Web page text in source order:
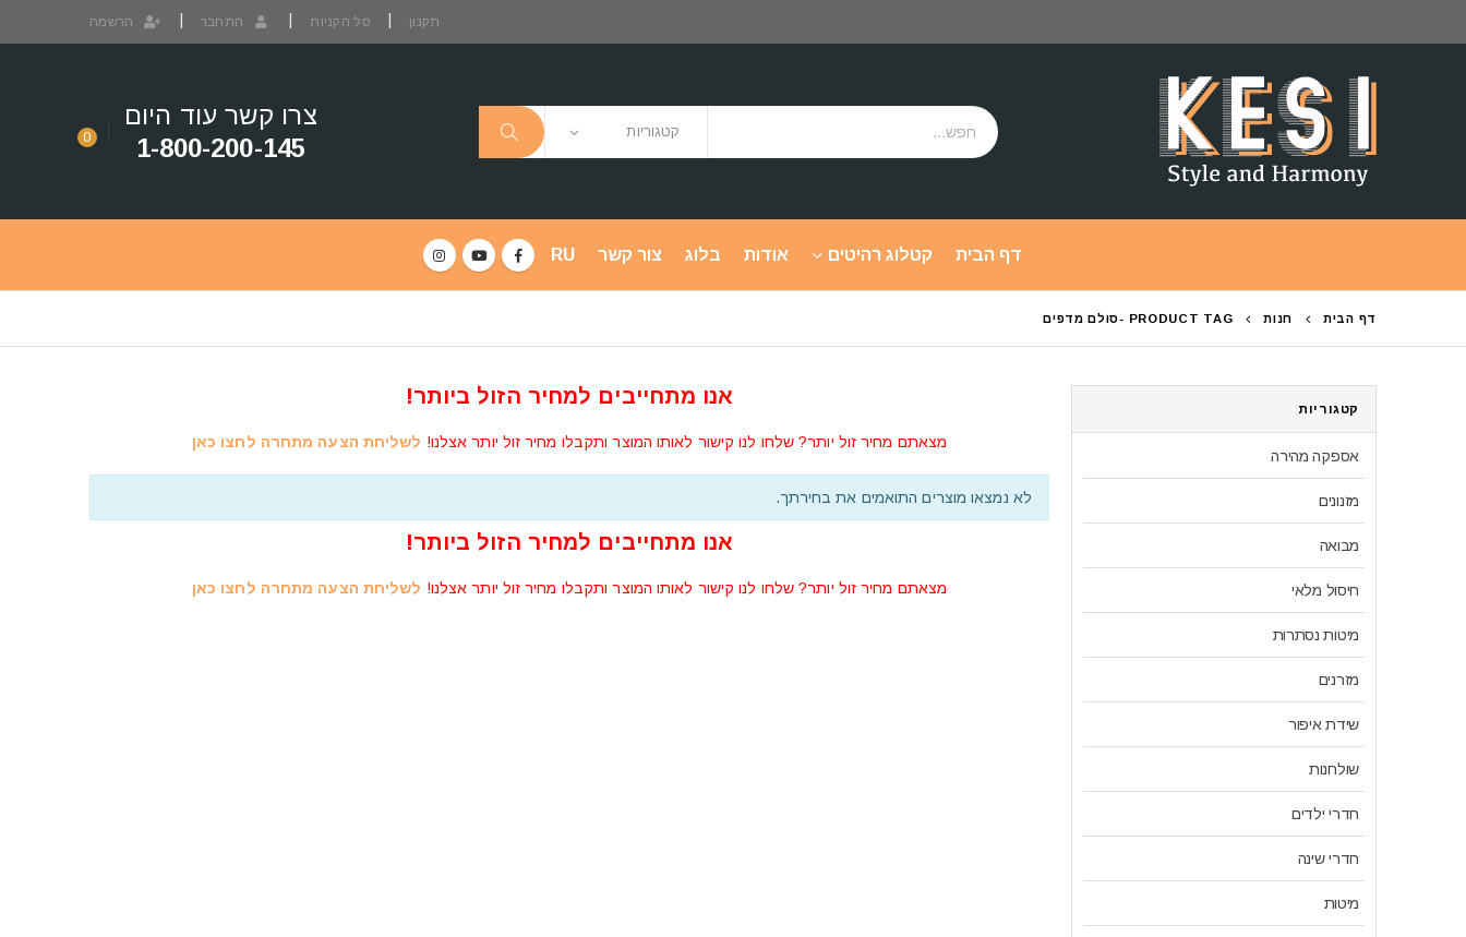
תקנון סל הקניות התחבר הרשמה
קטגוריות
צרו קשר עוד היום
1-800-200-145
0
דף הבית קטלוג רהיטים אודות בלוג צור קשר RU
דף הבית חנות PRODUCT TAG - סולם מדפים
אנו מתחייבים למחיר הזול ביותר!
מצאתם מחיר זול יותר? שלחו לנו קישור לאותו המוצר ותקבלו מחיר זול יותר אצלנו! לשליחת הצעה מתחרה לחצו כאן
לא נמצאו מוצרים התואמים את בחירתך.
אנו מתחייבים למחיר הזול ביותר!
מצאתם מחיר זול יותר? שלחו לנו קישור לאותו המוצר ותקבלו מחיר זול יותר אצלנו! לשליחת הצעה מתחרה לחצו כאן
קטגוריות
אספקה מהירה
מזנונים
מבואה
חיסול מלאי
מיטות נסתרות
מזרנים
שידת איפור
שולחנות
חדרי ילדים
חדרי שינה
מיטות